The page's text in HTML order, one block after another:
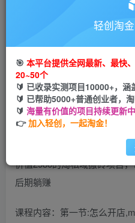
金币
立
您当前未登录
价值2980的淘私域搬砖项目
后期躺赚
课程内容：第一节:怎么开店
轻创淘
🎯 本平台提供全网最新、最快
20~50个
🔰 已收录实测项目10000+，涵
🔰 已帮助5000+普通创业者，
🔰 海量有价值的项目持续更新
👉加入轻创，一起淘金！